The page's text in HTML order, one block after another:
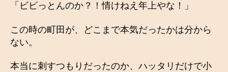
「ビビっとんのか？！情けねえ年上やな！」
この時の町田が、どこまで本気だったかは分から
ない。
本当に刺すつもりだったのか、ハッタリだけで小